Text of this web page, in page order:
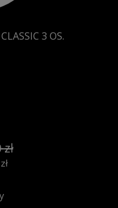
3 OS.
zł
zł